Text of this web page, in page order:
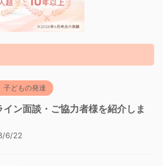
子どもの発達
イン面談・ご協力者様を紹介しま
6/22